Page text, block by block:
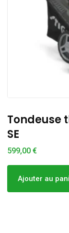
Tondeuse
SE
599,00 €
Ajouter au